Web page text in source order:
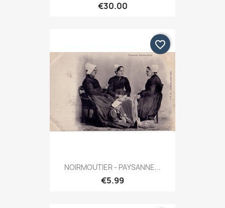
€30.00
NOIRMOUTIER - PAYSANNE...
€5.99
favorite_border